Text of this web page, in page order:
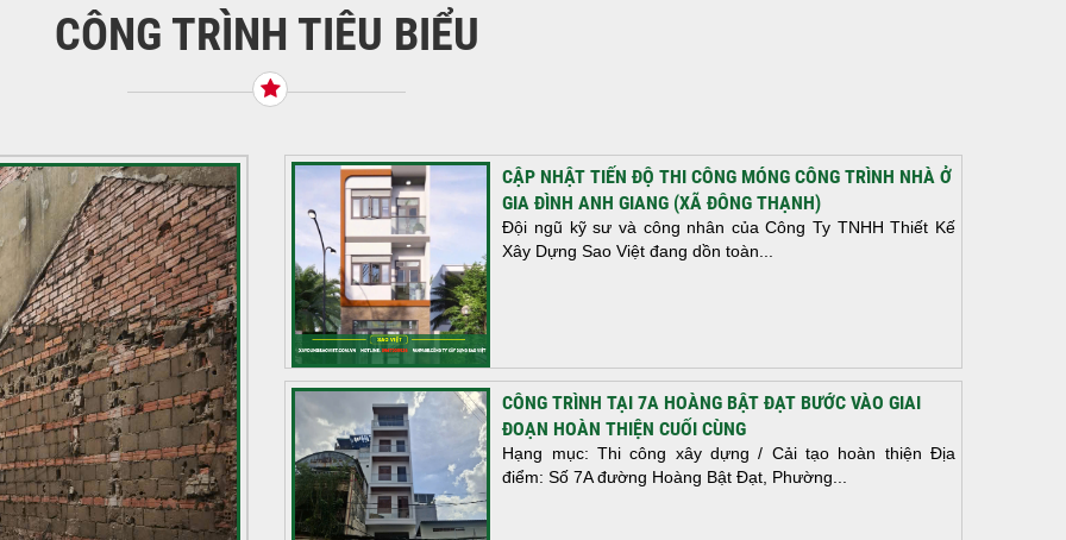
CÔNG TRÌNH TIÊU BIỂU
CẬP NHẬT TIẾN ĐỘ THI CÔNG MÓNG CÔNG TRÌNH NHÀ Ở
GIA ĐÌNH ANH GIANG (XÃ ĐÔNG THẠNH)
Đội ngũ kỹ sư và công nhân của Công Ty TNHH Thiết Kế
Xây Dựng Sao Việt đang dồn toàn...
CÔNG TRÌNH TẠI 7A HOÀNG BẬT ĐẠT BƯỚC VÀO GIAI
ĐOẠN HOÀN THIỆN CUỐI CÙNG
Hạng mục: Thi công xây dựng / Cải tạo hoàn thiện Địa
điểm: Số 7A đường Hoàng Bật Đạt, Phường...